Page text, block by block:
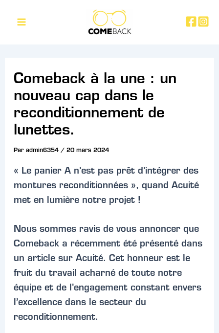
Comeback à la une : un
nouveau cap dans le
reconditionnement de
lunettes.
Paradmin6354 /20 mars 2024
« Le panier A n’est pas prêt d’intégrer des
montures reconditionnées », quand Acuité
met en lumière notre projet !
Nous sommes ravis de vous annoncer que
Comeback a récemment été présenté dans
un article sur Acuité. Cet honneur est le
fruit du travail acharné de toute notre
équipe et de l’engagement constant envers
l’excellence dans le secteur du
reconditionnement.